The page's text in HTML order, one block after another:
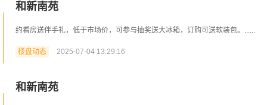
和新南苑
约看房送伴手礼，低于市场价，可参与抽奖送大冰箱，订购可送软装包。......
楼盘动态 2025-07-04 13:29:16
和新南苑